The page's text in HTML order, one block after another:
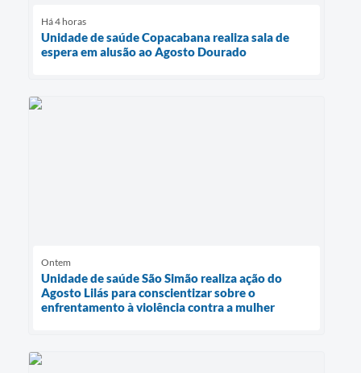
Há 4 horas
Unidade de saúde Copacabana realiza sala de
espera em alusão ao Agosto Dourado
Ontem
Unidade de saúde São Simão realiza ação do
Agosto Lilás para conscientizar sobre o
enfrentamento à violência contra a mulher